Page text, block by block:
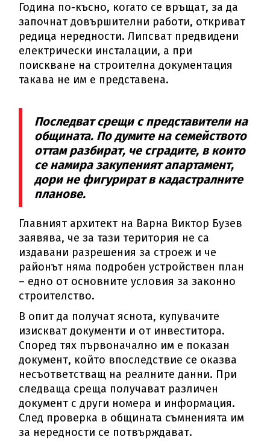
Година по-късно, когато се връщат, за да
започнат довършителни работи, откриват
редица нередности. Липсват предвидени
електрически инсталации, а при
поискване на строителна документация
такава не им е представена.
Последват срещи с представители на
общината. По думите на семейството
оттам разбират, че сградите, в които
се намира закупеният апартамент,
дори не фигурират в кадастралните
планове.
Главният архитект на Варна Виктор Бузев
заявява, че за тази територия не са
издавани разрешения за строеж и че
районът няма подробен устройствен план
– едно от основните условия за законно
строителство.
В опит да получат яснота, купувачите
изискват документи и от инвеститора.
Според тях първоначално им е показан
документ, който впоследствие се оказва
несъответстващ на реалните данни. При
следваща среща получават различен
документ с други номера и информация.
След проверка в общината съмненията им
за нередности се потвърждават.